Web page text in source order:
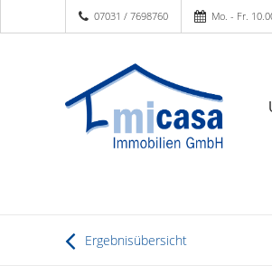
07031 / 7698760 Mo. - Fr.
Ergebnisübersicht